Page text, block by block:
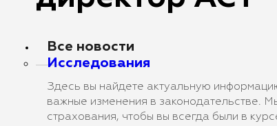
Все новости
Исследования
Здесь вы найдете актуальную
важные изменения в законодательстве.
страхования, чтобы вы всегда были в